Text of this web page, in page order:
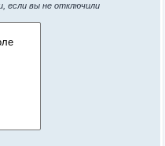
если вы не отключили